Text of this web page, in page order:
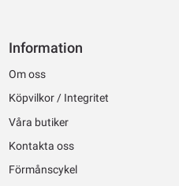
Information
Om oss
Köpvilkor / Integritet
Våra butiker
Kontakta oss
Förmånscykel